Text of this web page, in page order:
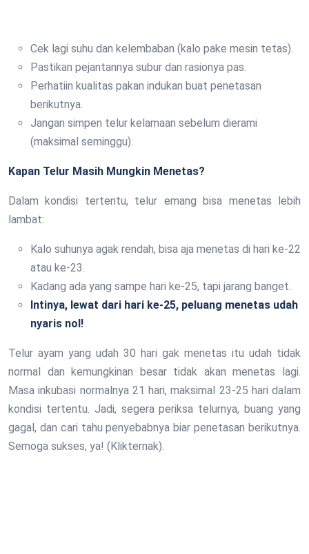
Cek lagi suhu dan kelembaban (kalo pake mesin tetas).
Pastikan pejantannya subur dan rasionya pas.
Perhatiin kualitas pakan indukan buat penetasan
berikutnya.
Jangan simpen telur kelamaan sebelum dierami
(maksimal seminggu).
Kapan Telur Masih Mungkin Menetas?
Dalam kondisi tertentu, telur emang bisa menetas lebih
lambat:
Kalo suhunya agak rendah, bisa aja menetas di hari ke-22
atau ke-23.
Kadang ada yang sampe hari ke-25, tapi jarang banget.
Intinya, lewat dari hari ke-25, peluang menetas udah
nyaris nol!
Telur ayam yang udah 30 hari gak menetas itu udah tidak
normal dan kemungkinan besar tidak akan menetas lagi.
Masa inkubasi normalnya 21 hari, maksimal 23-25 hari dalam
kondisi tertentu. Jadi, segera periksa telurnya, buang yang
gagal, dan cari tahu penyebabnya biar penetasan berikutnya.
Semoga sukses, ya! (Klikternak).